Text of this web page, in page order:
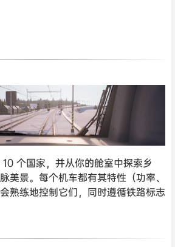
个国家，并从你的舱室中探索乡
美景。每个机车都有其特性（功率、
熟练地控制它们，同时遵循铁路标志